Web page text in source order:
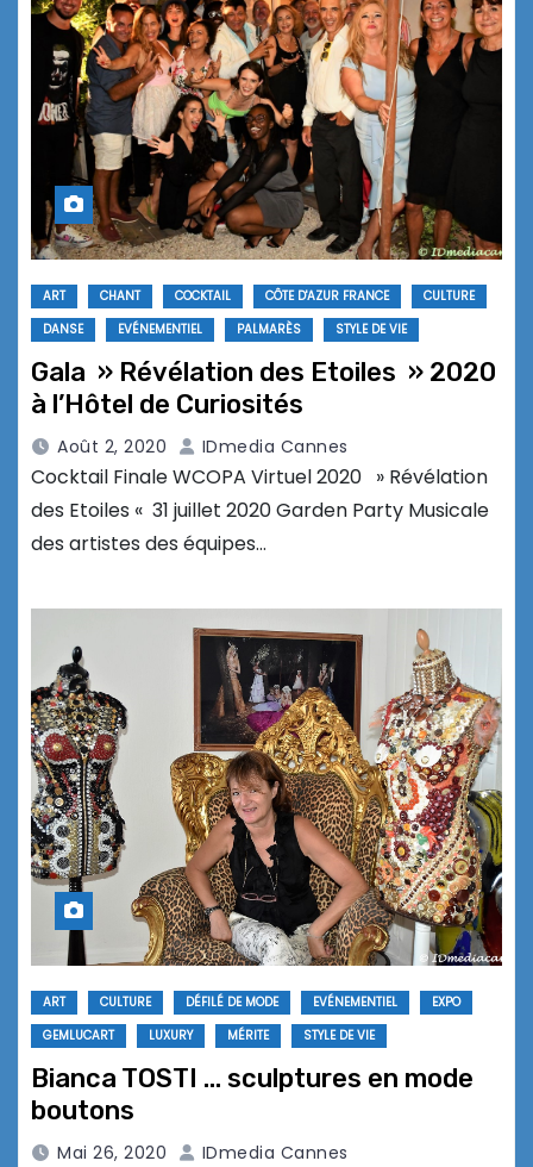
ART CHANT COCKTAIL CÔTE D'AZUR FRANCE
CULTURE
DANSE
EVÉNEMENTIEL PALMARÈS STYLE DE VIE
Gala » Révélation des Etoiles » 2020
à l’Hôtel de Curiosités
Août 2, 2020 IDmedia Cannes
Cocktail Finale WCOPA Virtuel 2020 » Révélation
des Etoiles « 31 juillet 2020 Garden Party Musicale
des artistes des équipes…
ART CULTURE DÉFILÉ DE MODE EVÉNEMENTIEL
EXPO
GEMLUCART
LUXURY MÉRITE STYLE DE VIE
Bianca TOSTI … sculptures en mode
boutons
Mai 26, 2020 IDmedia Cannes